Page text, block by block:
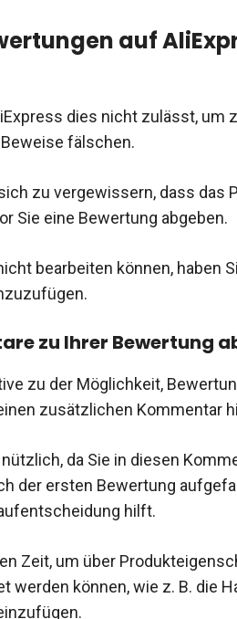
auf
dies nicht zulässt, um
fälschen.
zu vergewissern, dass das
Sie eine Bewertung abgeben.
bearbeiten können, haben
zu Ihrer Bewertung
zu der Möglichkeit,
zusätzlichen Kommentar
da Sie in diesen
der ersten Bewertung
hilft.
Zeit, um über
werden können, wie z. B. die